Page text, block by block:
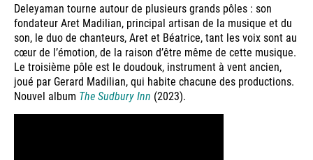
Deleyaman tourne autour de plusieurs grands pôles : son
fondateur Aret Madilian, principal artisan de la musique et du
son, le duo de chanteurs, Aret et Béatrice, tant les voix sont au
cœur de l’émotion, de la raison d’être même de cette musique.
Le troisième pôle est le doudouk, instrument à vent ancien,
joué par Gerard Madilian, qui habite chacune des productions.
Nouvel album The Sudbury Inn (2023).